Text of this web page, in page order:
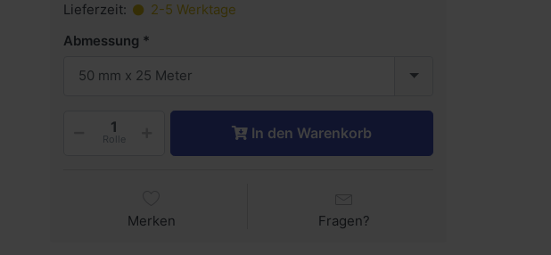
Lieferzeit:
2-5 Werktage
Abmessung
50 mm x 25 Meter
Rolle In den Warenkorb
Merken Fragen?